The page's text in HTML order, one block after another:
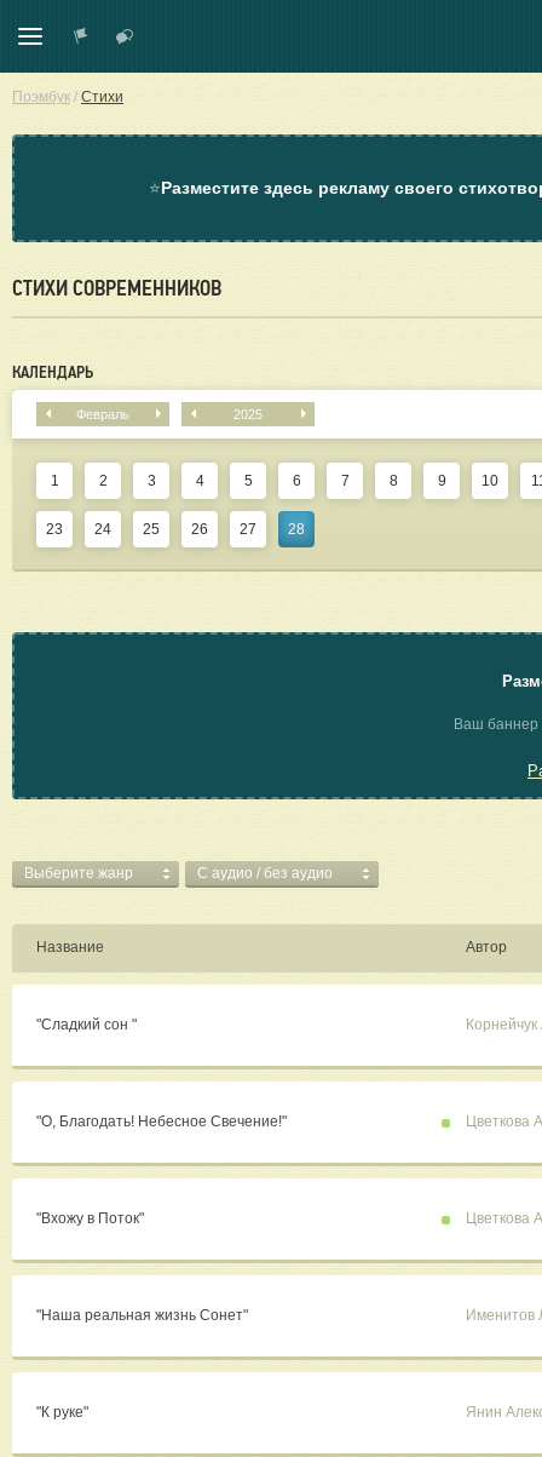
Поэмбук / Стихи
⭐Разместите здесь рекламу своего
СТИХИ СОВРЕМЕННИКОВ
КАЛЕНДАРЬ
Февраль 2025
1 2 3 4 5 6 7 8 9 10
23 24 25 26 27 28
Ваш баннер
Выберите жанр C аудио / без аудио
Название Автор
"Сладкий сон "
"О, Благодать! Небесное Свечение!" Цветкова
"Вхожу в Поток" Цветкова
"Наша реальная жизнь Сонет" Именитов
"К руке" Янин